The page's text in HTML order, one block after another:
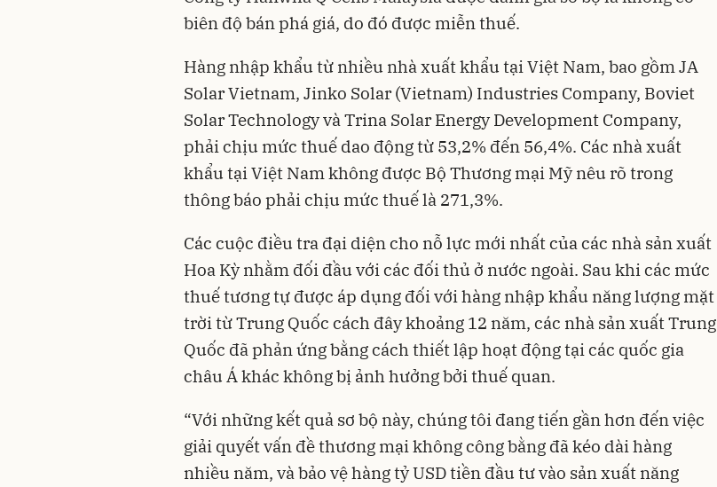
biên độ bán phá giá, do đó được miễn thuế.
Hàng nhập khẩu từ nhiều nhà xuất khẩu tại Việt Nam, bao gồm JA
Solar Vietnam, Jinko Solar (Vietnam) Industries Company, Boviet
Solar Technology và Trina Solar Energy Development Company,
phải chịu mức thuế dao động từ 53,2% đến 56,4%. Các nhà xuất
khẩu tại Việt Nam không được Bộ Thương mại Mỹ nêu rõ trong
thông báo phải chịu mức thuế là 271,3%.
Các cuộc điều tra đại diện cho nỗ lực mới nhất của các nhà sản xuất
Hoa Kỳ nhằm đối đầu với các đối thủ ở nước ngoài. Sau khi các mức
thuế tương tự được áp dụng đối với hàng nhập khẩu năng lượng mặt
trời từ Trung Quốc cách đây khoảng 12 năm, các nhà sản xuất Trung
Quốc đã phản ứng bằng cách thiết lập hoạt động tại các quốc gia
châu Á khác không bị ảnh hưởng bởi thuế quan.
“Với những kết quả sơ bộ này, chúng tôi đang tiến gần hơn đến việc
giải quyết vấn đề thương mại không công bằng đã kéo dài hàng
nhiều năm, và bảo vệ hàng tỷ USD tiền đầu tư vào sản xuất năng